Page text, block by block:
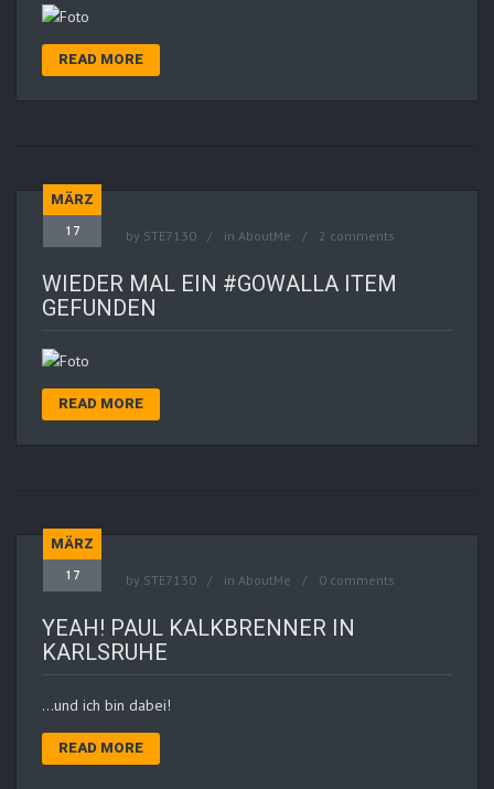
READ MORE
MÄRZ
17 by STE7130 in AboutMe 2 comments
WIEDER MAL EIN #GOWALLA ITEM
GEFUNDEN
READ MORE
MÄRZ
17 by STE7130 in AboutMe 0 comments
YEAH! PAUL KALKBRENNER IN
KARLSRUHE
…und ich bin dabei!
READ MORE